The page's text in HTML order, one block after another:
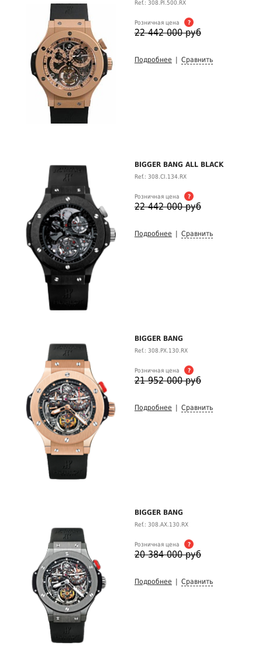
Ref.: 308.PI.500.RX
Розничная цена ?
22 442 000 руб
Подробнее Сравнить
BIGGER BANG ALL BLACK
Ref.: 308.CI.134.RX
Розничная цена ?
22 442 000 руб
Подробнее Сравнить
BIGGER BANG
Ref.: 308.PX.130.RX
Розничная цена ?
21 952 000 руб
Подробнее Сравнить
BIGGER BANG
Ref.: 308.AX.130.RX
Розничная цена ?
20 384 000 руб
Подробнее Сравнить